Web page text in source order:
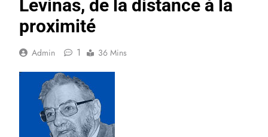
Levinas, de la distance à la
proximité
Admin 1 36 Mins